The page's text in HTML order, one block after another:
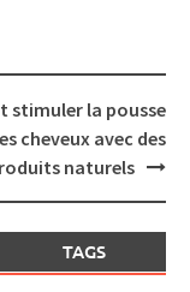
stimuler la pousse
cheveux avec des
naturels
TAGS